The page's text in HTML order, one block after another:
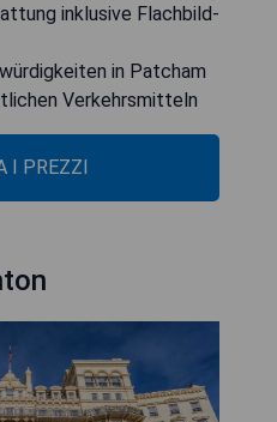
inklusive Flachbild-
in Patcham
Verkehrsmitteln
I PREZZI